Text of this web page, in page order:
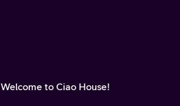
Welcome to Ciao House!